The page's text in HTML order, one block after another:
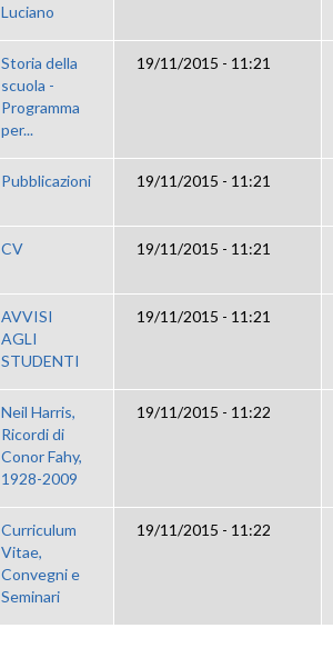
Luciano
Storia della
scuola -
Programma
per...
19/11/2015 - 11:21
Pubblicazioni 19/11/2015 - 11:21
CV 19/11/2015 - 11:21
AVVISI
AGLI
STUDENTI
19/11/2015 - 11:21
Neil Harris,
Ricordi di
Conor Fahy,
1928-2009
19/11/2015 - 11:22
Curriculum
Vitae,
Convegni e
Seminari
19/11/2015 - 11:22